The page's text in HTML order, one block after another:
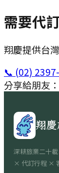
需要代
翔慶提供台
📞 (02)
分享給朋友：
翔
深耕旅業二十
× 代訂行程 ×